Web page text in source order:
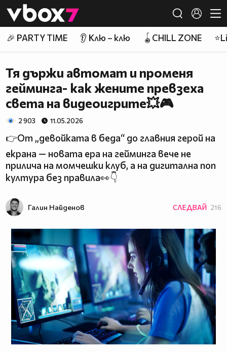
👾
🎉 PARTY TIME 👂 Клю – клю 🪀CHILL ZONE
Тя държи автомат и променя
гейминга- как жените превзеха
света на видеоигрите💥🎮
2 903 11.05.2026
👉От „девойката в беда“ до главния герой на
екрана — новата ера на гейминга вече не
прилича на момчешки клуб, а на дигитална поп
култура без правила👀👇
Галин Найденов СЛЕДВАЙ 216